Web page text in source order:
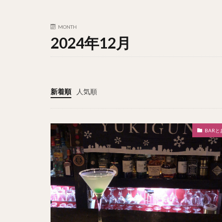
MONTH
2024年12月
新着順 人気順
BARと